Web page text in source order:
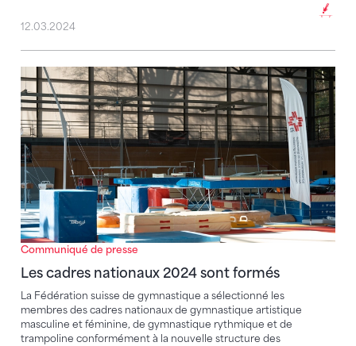
12.03.2024
Communiqué de presse
Les cadres nationaux 2024 sont formés
La Fédération suisse de gymnastique a sélectionné les
membres des cadres nationaux de gymnastique artistique
masculine et féminine, de gymnastique rythmique et de
trampoline conformément à la nouvelle structure des
Les cadres nationaux 2024 sont formés